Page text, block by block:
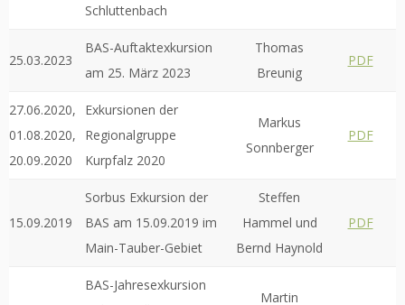
Schluttenbach
25.03.2023
BAS-Auftaktexkursion
am 25. März 2023
Thomas
Breunig
PDF
27.06.2020,
01.08.2020,
20.09.2020
Exkursionen der
Regionalgruppe
Kurpfalz 2020
Markus
Sonnberger
PDF
15.09.2019
Sorbus Exkursion der
BAS am 15.09.2019 im
Main-Tauber-Gebiet
Steffen
Hammel und
Bernd Haynold
PDF
BAS-Jahresexkursion
Martin